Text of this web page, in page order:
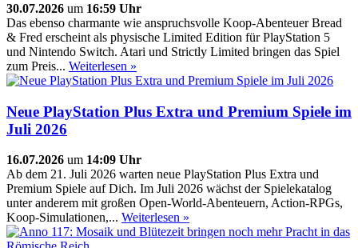
30.07.2026 um 16:59 Uhr
Das ebenso charmante wie anspruchsvolle Koop-Abenteuer Bread
& Fred erscheint als physische Limited Edition für PlayStation 5
und Nintendo Switch. Atari und Strictly Limited bringen das Spiel
zum Preis... Weiterlesen »
Neue PlayStation Plus Extra und Premium Spiele im
Juli 2026
16.07.2026 um 14:09 Uhr
Ab dem 21. Juli 2026 warten neue PlayStation Plus Extra und
Premium Spiele auf Dich. Im Juli 2026 wächst der Spielekatalog
unter anderem mit großen Open-World-Abenteuern, Action-RPGs,
Koop-Simulationen,... Weiterlesen »